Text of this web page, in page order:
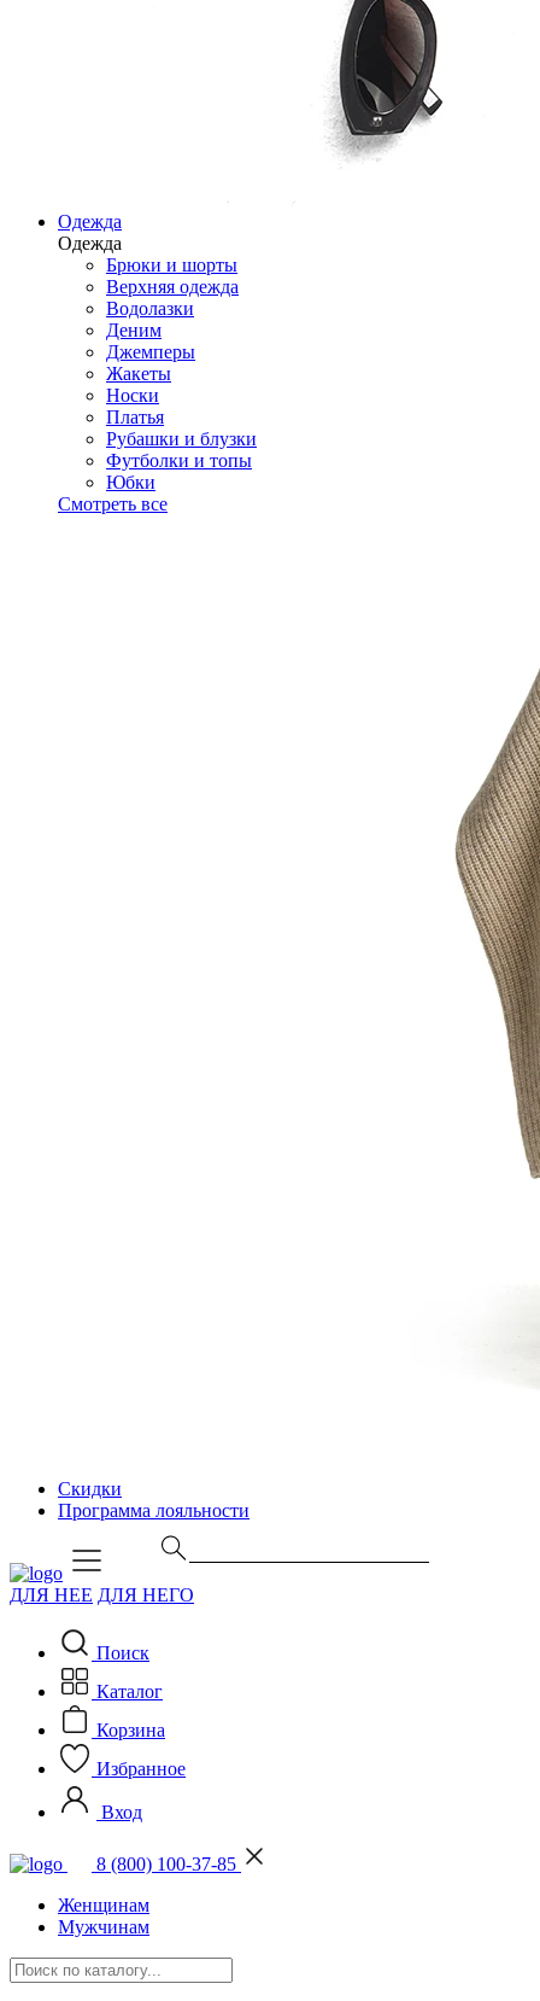
Одежда
Одежда
Брюки и шорты
Верхняя одежда
Водолазки
Деним
Джемперы
Жакеты
Носки
Платья
Рубашки и блузки
Футболки и топы
Юбки
Смотреть все
Скидки
Программа лояльности
ДЛЯ НЕЕ ДЛЯ НЕГО
Поиск
Каталог
Корзина
Избранное
Вход
8 (800) 100-37-85
Женщинам
Мужчинам